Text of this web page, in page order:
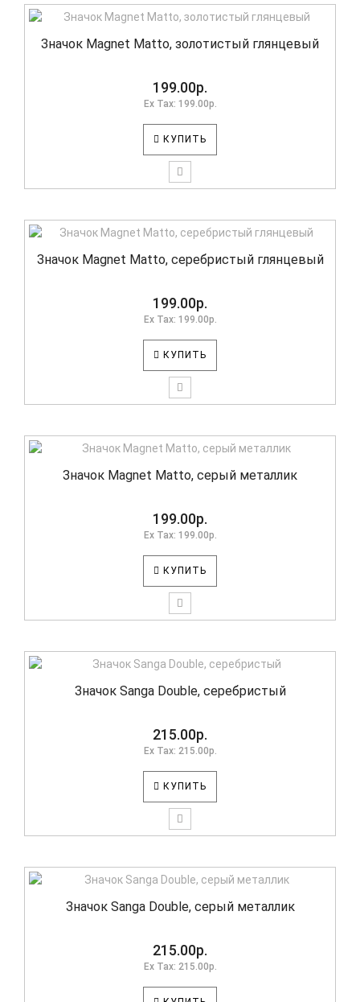
Значок Magnet Matto, золотистый глянцевый
199.00р.
Ex Tax: 199.00р.
КУПИТЬ
Значок Magnet Matto, серебристый глянцевый
199.00р.
Ex Tax: 199.00р.
КУПИТЬ
Значок Magnet Matto, серый металлик
199.00р.
Ex Tax: 199.00р.
КУПИТЬ
Значок Sanga Double, серебристый
215.00р.
Ex Tax: 215.00р.
КУПИТЬ
Значок Sanga Double, серый металлик
215.00р.
Ex Tax: 215.00р.